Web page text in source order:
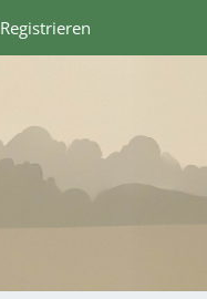
Registrieren